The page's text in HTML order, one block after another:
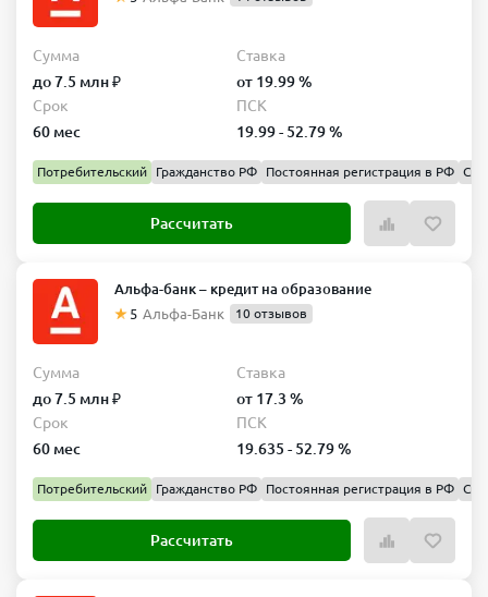
комиссии.
Погашайте удобно.
Синара Банк позволяет досрочно погасить
сервисный пакет «Управляй Легко» или «Выгодно», чтобы
снизить ставку, получать бонусы и пропускать платежи.
Плюсы кредитов от Синара банка
Без залога и поручителей.
Прозрачные условия.
Банк публикует диапазоны полной
стоимости кредита и минимальные ставки для каждого
продукта, что помогает оценить переплату.
млн ₽ на 5 лет, а под залог недвижимости — до 10 млн ₽ на 15
Онлайн‑оформление и быстрая выдача.
Заявка подаётся на
сайте, решение принимается быстро, деньги можно получить
Сумма
до 7.5 млн ₽
Ставка
от 19.99 %
Срок
60 мес
ПСК
19.99 - 52.79 %
Потребительский Гражданство РФ Постоянная регистрация в РФ
Рассчитать
Альфа-банк – кредит на образование
5 Альфа-Банк 10 отзывов
Сумма
до 7.5 млн ₽
Ставка
от 17.3 %
Срок
60 мес
ПСК
19.635 - 52.79 %
Потребительский Гражданство РФ Постоянная регистрация в РФ
Рассчитать